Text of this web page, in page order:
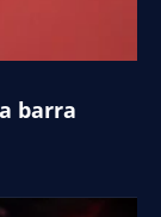
barra